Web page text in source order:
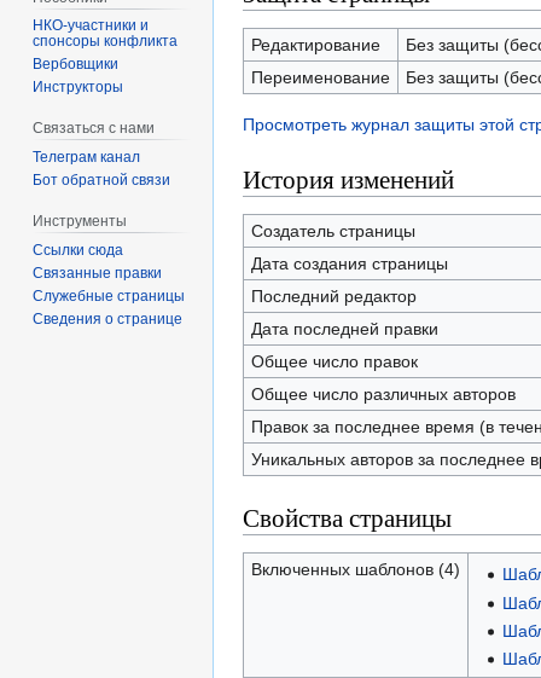
Редактирование
Без защиты
Переименование
Без защиты
Просмотреть журнал защиты этой
История изменений
Создатель страницы
Дата создания страницы
Последний редактор
Дата последней правки
Общее число правок
Общее число различных авторов
Правок за последнее время (в
Уникальных авторов за последнее
Свойства страницы
Включенных шаблонов (4)
спонсоры конфликта
‏‎Вербовщики
Инструкторы
Связаться с нами
Телеграм канал
Бот обратной связи
Инструменты
Ссылки сюда
Связанные правки
Служебные страницы
Сведения о странице